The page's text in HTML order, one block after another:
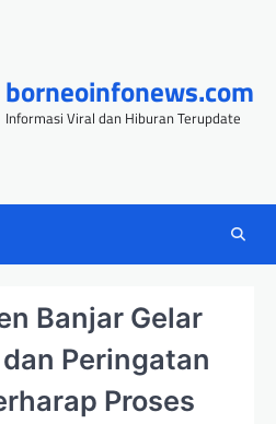
borneoinfonews.com
Informasi Viral dan Hiburan Terupdate
Banjar Gelar
Peringatan
Proses